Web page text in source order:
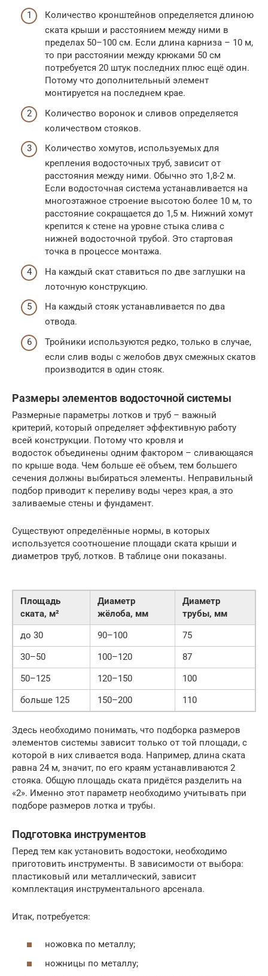
Количество кронштейнов определяется длиною
ската крыши и расстоянием между ними в
пределах 50–100 см. Если длина карниза – 10 м,
то при расстоянии между крюками 50 см
потребуется 20 штук последних плюс ещё один.
Потому что дополнительный элемент
монтируется на последнем крае.
Количество воронок и сливов определяется
количеством стояков.
Количество хомутов, используемых для
крепления водосточных труб, зависит от
расстояния между ними. Обычно это 1,8-2 м.
Если водосточная система устанавливается на
многоэтажное строение высотою более 10 м, то
расстояние сокращается до 1,5 м. Нижний хомут
крепится к стене на уровне стыка слива с
нижней водосточной трубой. Это стартовая
точка в процессе монтажа.
На каждый скат ставиться по две заглушки на
лоточную конструкцию.
На каждый стояк устанавливается по два
отвода.
Тройники используются редко, только в случае,
если слив воды с желобов двух смежных скатов
производится в один стояк.
Размеры элементов водосточной системы
Размерные параметры лотков и труб – важный
критерий, который определяет эффективную работу
всей конструкции. Потому что кровля и
водосток объединены одним фактором – сливающаяся
по крыше вода. Чем больше её объем, тем большего
сечения должны выбираться элементы. Неправильный
подбор приводит к переливу воды через края, а это
заливаемые стены и фундамент.
Существуют определённые нормы, в которых
используется соотношение площади ската крыши и
диаметров труб, лотков. В таблице они показаны.
Площадь
ската, м²
Диаметр
жёлоба, мм
Диаметр
трубы, мм
до 30
90–100
75
30–50
100–120
87
50–125
120–150
100
больше 125
150–200 110
Здесь необходимо понимать, что подборка размеров
элементов системы зависит только от той площади, с
которой в них сливается вода. Например, длина ската
равна 24 м, значит, по его краям устанавливаются 2
стояка. Общую площадь ската придётся разделить на
«2». Именно этот параметр необходимо учитывать при
подборе размеров лотка и трубы.
Подготовка инструментов
Перед тем как установить водостоки, необходимо
приготовить инструменты. В зависимости от выбора:
пластиковый или металлический, зависит
комплектация инструментального арсенала.
Итак, потребуется:
ножовка по металлу;
ножницы по металлу;